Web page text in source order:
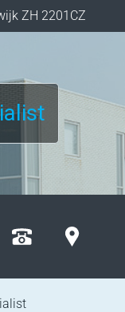
ZH 2201CZ